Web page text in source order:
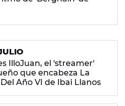
IlloJuan, el 'streamer'
que encabeza La
Año VI de Ibai Llanos